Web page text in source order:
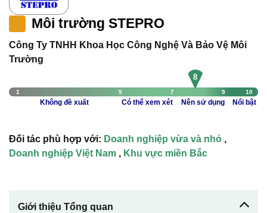
Môi trường STEPRO
Công Ty TNHH Khoa Học Công Nghệ Và Bảo Vệ Môi
Trường
1 5 7 9 10
Không đề xuất Có thể xem xét Nên sử dụng Nổi bật
8
Đối tác phù hợp với: Doanh nghiệp vừa và nhỏ ,
Doanh nghiệp Việt Nam , Khu vực miền Bắc
Giới thiệu Tổng quan